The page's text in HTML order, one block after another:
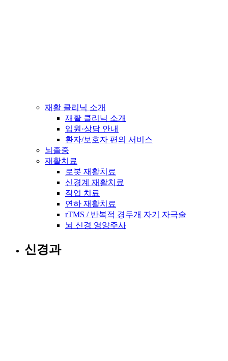
재활 클리닉 소개
재활 클리닉 소개
입원·상담 안내
환자/보호자 편의 서비스
뇌졸중
재활치료
로봇 재활치료
신경계 재활치료
작업 치료
연하 재활치료
rTMS / 반복적 경두개 자기 자극술
뇌 신경 영양주사
신경과